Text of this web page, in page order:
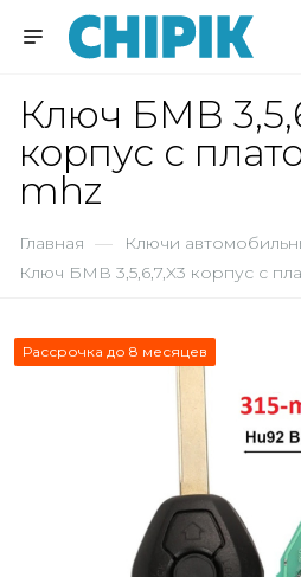
Ключ БМВ
корпус с
mhz
Главная — Ключи
Ключ БМВ 3,5,6,7,X3 корпус с
Рассрочка до 8 месяцев